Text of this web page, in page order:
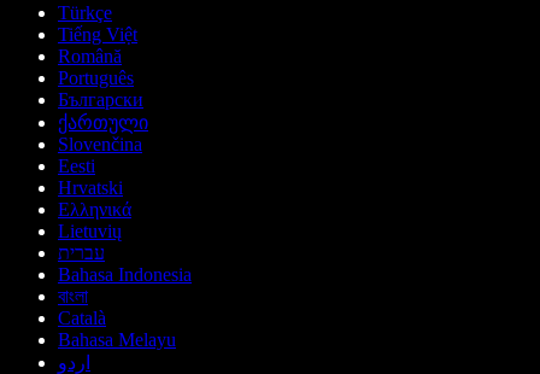
Türkçe
Tiếng Việt
Română
Português
Български
ქართული
Slovenčina
Eesti
Hrvatski
Ελληνικά
Lietuvių
עברית
Bahasa Indonesia
বাংলা
Català
Bahasa Melayu
اردو